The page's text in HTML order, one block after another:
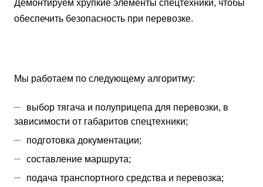
Демонтируем хрупкие элементы спецтехники, чтобы
обеспечить безопасность при перевозке.
Мы работаем по следующему алгоритму:
выбор тягача и полуприцепа для перевозки, в
зависимости от габаритов спецтехники;
подготовка документации;
составление маршрута;
подача транспортного средства и перевозка;